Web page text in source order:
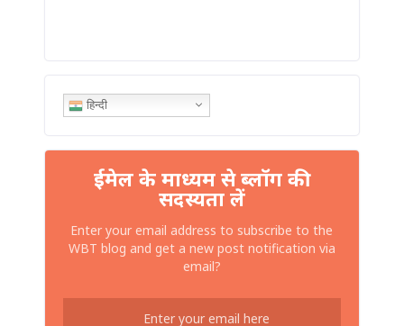
हिन्दी
ईमेल के माध्यम से ब्लॉग की
सदस्यता लें
Enter your email address to subscribe to the
WBT blog and get a new post notification via
email?